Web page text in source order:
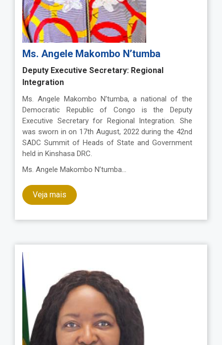
Ms. Angele Makombo N’tumba
Deputy Executive Secretary: Regional
Integration
Ms. Angele Makombo N’tumba, a national of the
Democratic Republic of Congo is the Deputy
Executive Secretary for Regional Integration. She
was sworn in on 17th August, 2022 during the 42nd
SADC Summit of Heads of State and Government
held in Kinshasa DRC.
Ms. Angele Makombo N’tumba…
Veja mais